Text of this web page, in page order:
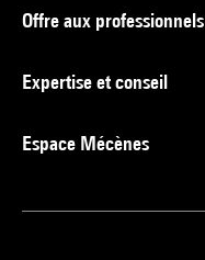
Offre aux professionnels
Expertise et conseil
Espace Mécènes